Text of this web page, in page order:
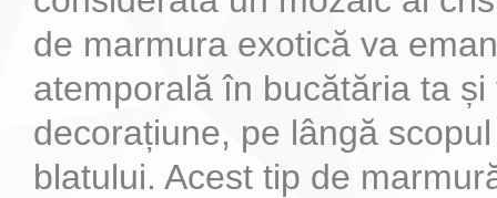
de marmura exotică va
atemporală în bucătăria ta
decorațiune, pe lângă
blatului. Acest tip de